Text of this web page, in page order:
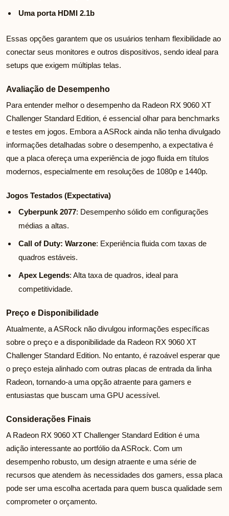
Uma porta HDMI 2.1b
Essas opções garantem que os usuários tenham flexibilidade ao
conectar seus monitores e outros dispositivos, sendo ideal para
setups que exigem múltiplas telas.
Avaliação de Desempenho
Para entender melhor o desempenho da Radeon RX 9060 XT
Challenger Standard Edition, é essencial olhar para benchmarks
e testes em jogos. Embora a ASRock ainda não tenha divulgado
informações detalhadas sobre o desempenho, a expectativa é
que a placa ofereça uma experiência de jogo fluida em títulos
modernos, especialmente em resoluções de 1080p e 1440p.
Jogos Testados (Expectativa)
Cyberpunk 2077: Desempenho sólido em configurações
médias a altas.
Call of Duty: Warzone: Experiência fluida com taxas de
quadros estáveis.
Apex Legends: Alta taxa de quadros, ideal para
competitividade.
Preço e Disponibilidade
Atualmente, a ASRock não divulgou informações específicas
sobre o preço e a disponibilidade da Radeon RX 9060 XT
Challenger Standard Edition. No entanto, é razoável esperar que
o preço esteja alinhado com outras placas de entrada da linha
Radeon, tornando-a uma opção atraente para gamers e
entusiastas que buscam uma GPU acessível.
Considerações Finais
A Radeon RX 9060 XT Challenger Standard Edition é uma
adição interessante ao portfólio da ASRock. Com um
desempenho robusto, um design atraente e uma série de
recursos que atendem às necessidades dos gamers, essa placa
pode ser uma escolha acertada para quem busca qualidade sem
comprometer o orçamento.